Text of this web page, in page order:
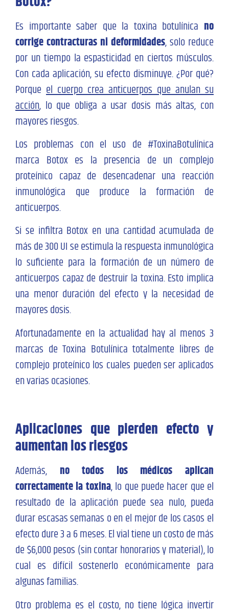
Es importante saber que la toxina botulínica no
corrige contracturas ni deformidades, solo reduce
por un tiempo la espasticidad en ciertos músculos.
Con cada aplicación, su efecto disminuye. ¿Por qué?
Porque el cuerpo crea anticuerpos que anulan su
acción, lo que obliga a usar dosis más altas, con
mayores riesgos.
Los problemas con el uso de #ToxinaBotulínica
marca Botox es la presencia de un complejo
proteínico capaz de desencadenar una reacción
inmunológica que produce la formación de
anticuerpos.
Si se infiltra Botox en una cantidad acumulada de
más de 300 UI se estimula la respuesta inmunológica
lo suficiente para la formación de un número de
anticuerpos capaz de destruir la toxina. Esto implica
una menor duración del efecto y la necesidad de
mayores dosis.
Afortunadamente en la actualidad hay al menos 3
marcas de Toxina Botulínica totalmente libres de
complejo proteínico los cuales pueden ser aplicados
en varias ocasiones.
Aplicaciones que pierden efecto y
aumentan los riesgos
Además, no todos los médicos aplican
correctamente la toxina, lo que puede hacer que el
resultado de la aplicación puede sea nulo, pueda
durar escasas semanas o en el mejor de los casos el
efecto dure 3 a 6 meses.El vial tiene un costo de más
de $6,000 pesos (sin contar honorarios y material), lo
cual es difícil sostenerlo económicamente para
algunas familias.
Otro problema es el costo, no tiene lógica invertir